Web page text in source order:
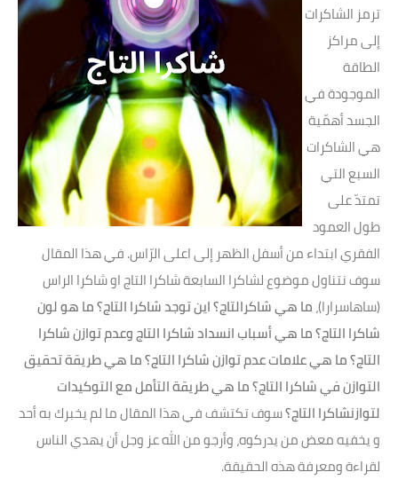
ترمز الشاكرات
إلى مراكز
الطاقة
الموجودة في
الجسد أهمّية
هي الشاكرات
السبع التي
تمتدّ على
طول العمود
الفقري ابتداء من أسفل الظهر إلى اعلى الرّاس. في هذا المقال
سوف نتناول موضوع لشاكرا السابعة شاكرا التاج او شاكرا الراس
(ساهاسرارا)،ما هي شاكرالتاج؟ اين توجد شاكرا التاج؟ ما هو لون
شاكرا التاج؟ ما هي أسباب انسداد شاكرا التاج وعدم توازن شاكرا
التاج؟ ما هي علامات عدم توازن شاكرا التاج؟ ما هي طريقة تحقيق
التوازن في شاكرا التاج؟ ما هي طريقة التأمل مع التوكيدات
لتوازنشاكرا التاج؟سوف تكتشف في هذا المقال ما لم يخبرك به أحد
و يخفيه معض من يدركوه، وأرجو من الله عز وجل أن يهدي الناس
لقراءة ومعرفة هذه الحقيقة.